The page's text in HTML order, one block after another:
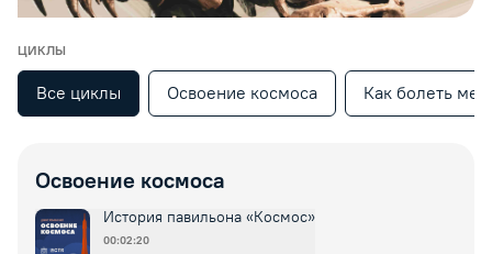
ЦИКЛЫ
Все циклы Освоение космоса Как болеть
Освоение космоса
История павильона «Космос»
00:02:20